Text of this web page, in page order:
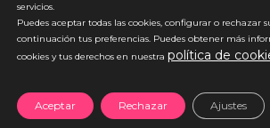
*No enviamos spam
servicios.
Puedes aceptar todas las cookies, configurar o rechazar
continuación tus preferencias. Puedes obtener más
cookies y tus derechos en nuestra política de
Aceptar Rechazar Ajustes